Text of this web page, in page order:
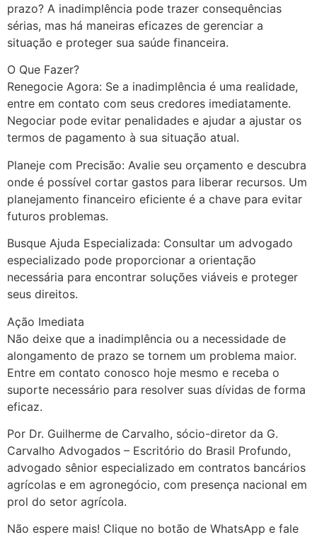
prazo? A inadimplência pode trazer consequências
sérias, mas há maneiras eficazes de gerenciar a
situação e proteger sua saúde financeira.
O Que Fazer?
Renegocie Agora: Se a inadimplência é uma realidade,
entre em contato com seus credores imediatamente.
Negociar pode evitar penalidades e ajudar a ajustar os
termos de pagamento à sua situação atual.
Planeje com Precisão: Avalie seu orçamento e descubra
onde é possível cortar gastos para liberar recursos. Um
planejamento financeiro eficiente é a chave para evitar
futuros problemas.
Busque Ajuda Especializada: Consultar um advogado
especializado pode proporcionar a orientação
necessária para encontrar soluções viáveis e proteger
seus direitos.
Ação Imediata
Não deixe que a inadimplência ou a necessidade de
alongamento de prazo se tornem um problema maior.
Entre em contato conosco hoje mesmo e receba o
suporte necessário para resolver suas dívidas de forma
eficaz.
Por Dr. Guilherme de Carvalho, sócio-diretor da G.
Carvalho Advogados – Escritório do Brasil Profundo,
advogado sênior especializado em contratos bancários
agrícolas e em agronegócio, com presença nacional em
prol do setor agrícola.
Não espere mais! Clique no botão de WhatsApp e fale